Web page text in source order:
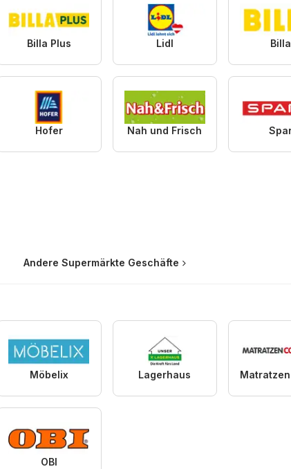
Billa Plus Lidl Billa
Hofer Nah und Frisch
Andere Supermärkte Geschäfte
Möbelix Lagerhaus
OBI